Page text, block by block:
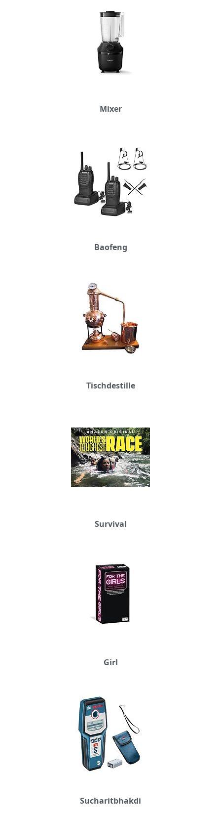
Mixer
Baofeng
Tischdestille
Survival
Girl
Sucharitbhakdi